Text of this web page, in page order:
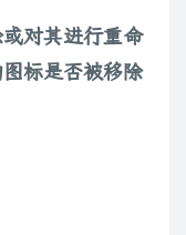
对其进行重命
标是否被移除